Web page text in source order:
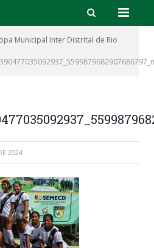
Municipal Inter Distrital de Rio
2024